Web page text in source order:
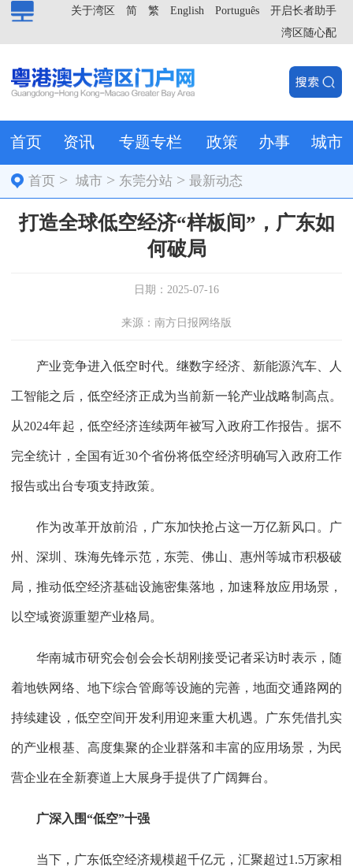
开启长者助手
Português
English
繁
简
关于湾区
湾区随心配
首页 资讯 专题专栏 政策 办事 城市
首页 >城市 > 东莞分站 >最新动态
打造全球低空经济“样板间”，广东如
何破局
日期：2025-07-16
来源：南方日报网络版
产业竞争进入低空时代。继数字经济、新能源汽车、人
工智能之后，低空经济正成为当前新一轮产业战略制高点。
从2024年起，低空经济连续两年被写入政府工作报告。据不
完全统计，全国有近30个省份将低空经济明确写入政府工作
报告或出台专项支持政策。
作为改革开放前沿，广东加快抢占这一万亿新风口。广
州、深圳、珠海先锋示范，东莞、佛山、惠州等城市积极破
局，推动低空经济基础设施密集落地，加速释放应用场景，
以空域资源重塑产业格局。
华南城市研究会创会会长胡刚接受记者采访时表示，随
着地铁网络、地下综合管廊等设施的完善，地面交通路网的
持续建设，低空空间开发利用迎来重大机遇。广东凭借扎实
的产业根基、高度集聚的企业群落和丰富的应用场景，为民
营企业在全新赛道上大展身手提供了广阔舞台。
广深入围“低空”十强
当下，广东低空经济规模超千亿元，汇聚超过1.5万家相